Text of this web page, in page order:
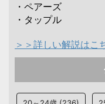
・ペアーズ
・タップル
＞＞詳しい解説はこ